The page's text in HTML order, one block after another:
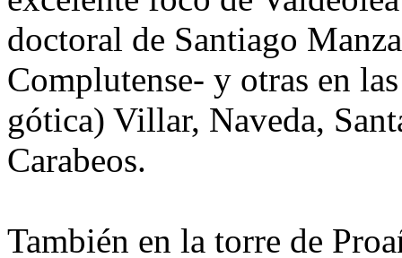
doctoral de Santiago
Complutense- y otras en
gótica) Villar, Naveda,
Carabeos.
También en la torre de